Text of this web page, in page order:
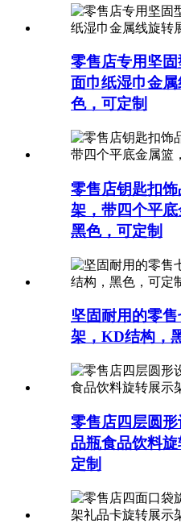
零售店专用坚
面巾纸湿巾金
色，可定制
零售店钥匙扣
架，带四个平
黑色，可定制
坚固耐用的零
架，KD结构，
零售店四层圆
品瓶食品饮料
定制